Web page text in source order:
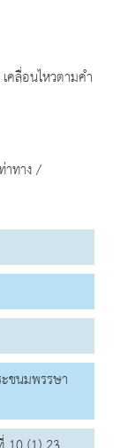
คลื่อนไหวตามคำ
าทาง /
ชนมพรรษา